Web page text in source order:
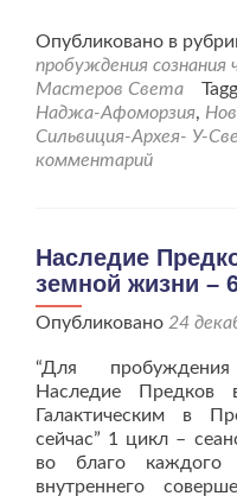
Опубликовано в
пробуждения сознания
Мастеров Света
Наджа-Афоморзия,
Сильвиция-Архея- У-
комментарий
Наследие
земной жизни –
Опубликовано 24
“Для пробуждения
Наследие Предков
Галактическим в
сейчас” 1 цикл –
во благо каждого
внутреннего